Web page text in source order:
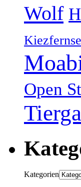
Wolf
Open
Kategorien